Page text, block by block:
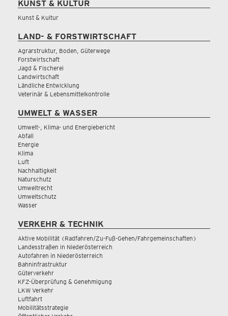
KUNST & KULTUR
Kunst & Kultur
LAND- & FORSTWIRTSCHAFT
Agrarstruktur, Boden, Güterwege
Forstwirtschaft
Jagd & Fischerei
Landwirtschaft
Ländliche Entwicklung
Veterinär & Lebensmittelkontrolle
UMWELT & WASSER
Umwelt-, Klima- und Energiebericht
Abfall
Energie
Klima
Luft
Nachhaltigkeit
Naturschutz
Umweltrecht
Umweltschutz
Wasser
VERKEHR & TECHNIK
Aktive Mobilität (Radfahren/Zu-Fuß-Gehen/Fahrgemeinschaften)
Landesstraßen in Niederösterreich
Autofahren in Niederösterreich
Bahninfrastruktur
Güterverkehr
KFZ-Überprüfung & Genehmigung
LKW Verkehr
Luftfahrt
Mobilitätsstrategie